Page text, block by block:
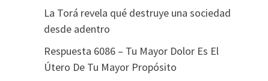
La Torá revela qué destruye una sociedad
desde adentro
Respuesta 6086 – Tu Mayor Dolor Es El
Útero De Tu Mayor Propósito